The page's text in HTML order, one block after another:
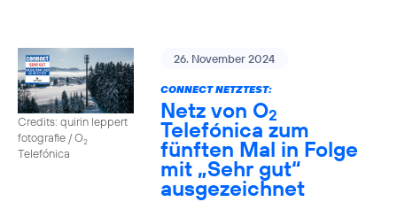
Credits: quirin leppert
fotografie / O2
Telefónica
26. November 2024
CONNECT NETZTEST:
Netz von O2
Telefónica zum
fünften Mal in Folge
mit „Sehr gut“
ausgezeichnet